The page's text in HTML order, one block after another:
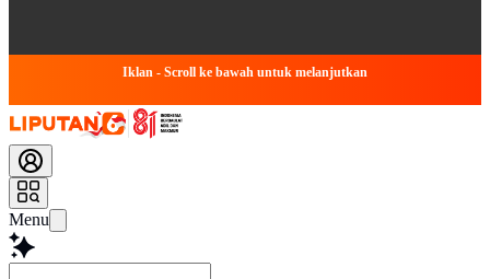
Iklan - Scroll ke bawah untuk melanjutkan
Menu